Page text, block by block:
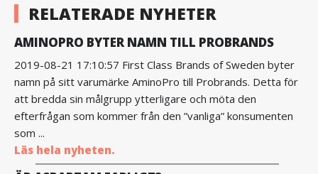
RELATERADE NYHETER
AMINOPRO BYTER NAMN TILL PROBRANDS
2019-08-21 17:10:57 First Class Brands of Sweden byter
namn på sitt varumärke AminoPro till Probrands. Detta för
att bredda sin målgrupp ytterligare och möta den
efterfrågan som kommer från den ”vanliga” konsumenten
som ...
Läs hela nyheten.